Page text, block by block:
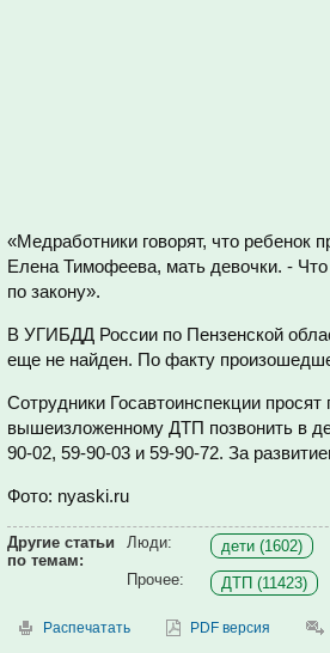
«Медработники говорят, что ребенок
Елена Тимофеева, мать девочки. -
по закону».
В УГИБДД России по Пензенской
еще не найден. По факту
Сотрудники Госавтоинспекции
вышеизложенному ДТП позвонить в
90-02, 59-90-03 и 59-90-72. За
Фото: nyaski.ru
Другие статьи
по темам:
Люди:
дети (1602)
Прочее:
ДТП (11423)
Распечатать PDF версия